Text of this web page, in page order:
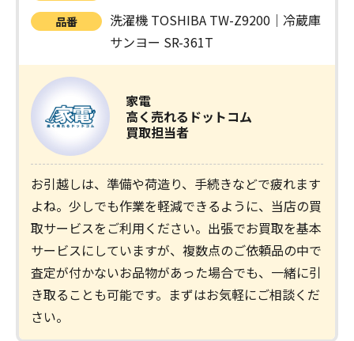
品番
洗濯機 TOSHIBA TW-Z9200｜冷蔵庫
サンヨー SR-361T
家電
高く売れるドットコム
買取担当者
お引越しは、準備や荷造り、手続きなどで疲れます
よね。少しでも作業を軽減できるように、当店の買
取サービスをご利用ください。出張でお買取を基本
サービスにしていますが、複数点のご依頼品の中で
査定が付かないお品物があった場合でも、一緒に引
き取ることも可能です。まずはお気軽にご相談くだ
さい。